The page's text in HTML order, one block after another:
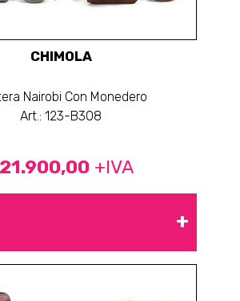
CHIMOLA
Nairobi Con Monedero
Art.: 123-B308
+IVA
+